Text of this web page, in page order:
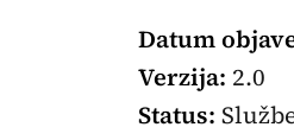
Datum
Verzija: 2.0
Status: